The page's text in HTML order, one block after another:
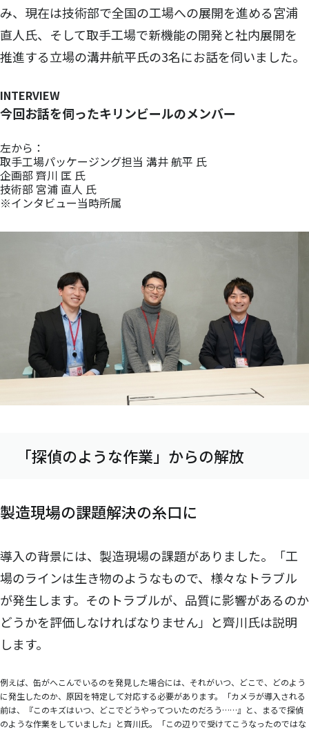
み、現在は技術部で全国の工場への展開を進める宮浦
直人氏、そして取手工場で新機能の開発と社内展開を
推進する立場の溝井航平氏の3名にお話を伺いました。
INTERVIEW
今回お話を伺ったキリンビールのメンバー
左から：
取手工場パッケージング担当 溝井 航平 氏
企画部 齊川 匡 氏
技術部 宮浦 直人 氏
※インタビュー当時所属
「探偵のような作業」からの解放
製造現場の課題解決の糸口に
導入の背景には、製造現場の課題がありました。「工
場のラインは生き物のようなもので、様々なトラブル
が発生します。そのトラブルが、品質に影響があるのか
どうかを評価しなければなりません」と齊川氏は説明
します。
例えば、缶がへこんでいるのを発見した場合には、それがいつ、どこで、どのよう
に発生したのか、原因を特定して対応する必要があります。「カメラが導入される
前は、『このキズはいつ、どこでどうやってついたのだろう……』と、まるで探偵
のような作業をしていました」と齊川氏。「この辺りで受けてこうなったのではな